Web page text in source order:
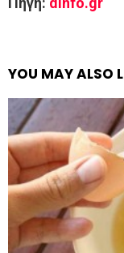
YOU MAY ALSO